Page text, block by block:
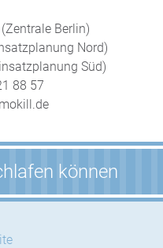
Berlin)
Nord)
Süd)
88 57
können